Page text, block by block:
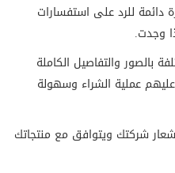
للرد على استفسارات
وجدت.
بالصور والتفاصيل الكاملة
عملية الشراء وسهولة
شركتك ويتوافق مع منتجاتك